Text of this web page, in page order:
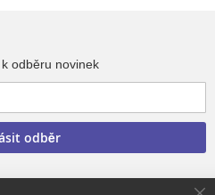
odběru novinek
odběr